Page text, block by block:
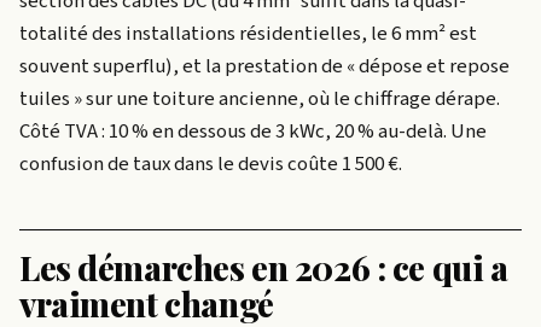
totalité des installations résidentielles, le 6 mm² est
souvent superflu), et la prestation de « dépose et repose
tuiles » sur une toiture ancienne, où le chiffrage dérape.
Côté TVA : 10 % en dessous de 3 kWc, 20 % au-delà. Une
confusion de taux dans le devis coûte 1 500 €.
Les démarches en 2026 : ce qui a
vraiment changé